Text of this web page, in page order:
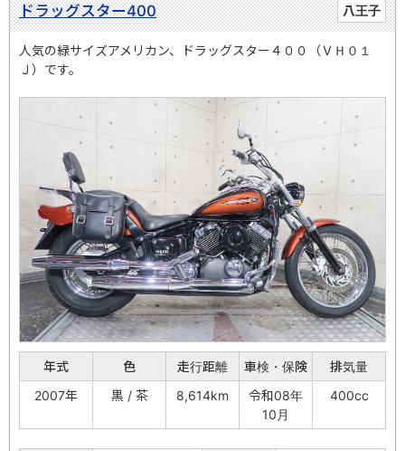
八王子
ドラッグスター400
人気の緑サイズアメリカン、ドラッグスター４００（ＶＨ０１
Ｊ）です。
年式 色 走行距離 車検・保険
排気量
2007年
黒 / 茶 8,614km
令和08年
10月
400cc